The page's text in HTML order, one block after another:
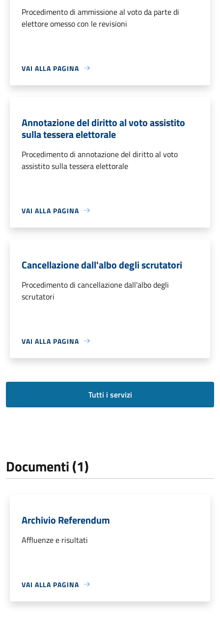
Procedimento di ammissione al voto da parte di
elettore omesso con le revisioni
VAI ALLA PAGINA
Annotazione del diritto al voto assistito
sulla tessera elettorale
Procedimento di annotazione del diritto al voto
assistito sulla tessera elettorale
VAI ALLA PAGINA
Cancellazione dall'albo degli scrutatori
Procedimento di cancellazione dall'albo degli
scrutatori
VAI ALLA PAGINA
Tutti i servizi
Documenti (1)
Archivio Referendum
Affluenze e risultati
VAI ALLA PAGINA